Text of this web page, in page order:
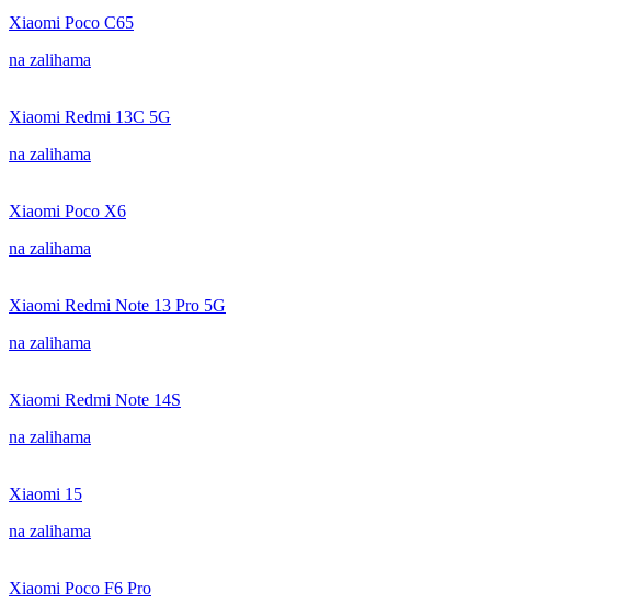
Xiaomi Poco C65
na zalihama
Xiaomi Redmi 13C 5G
na zalihama
Xiaomi Poco X6
na zalihama
Xiaomi Redmi Note 13 Pro 5G
na zalihama
Xiaomi Redmi Note 14S
na zalihama
Xiaomi 15
na zalihama
Xiaomi Poco F6 Pro